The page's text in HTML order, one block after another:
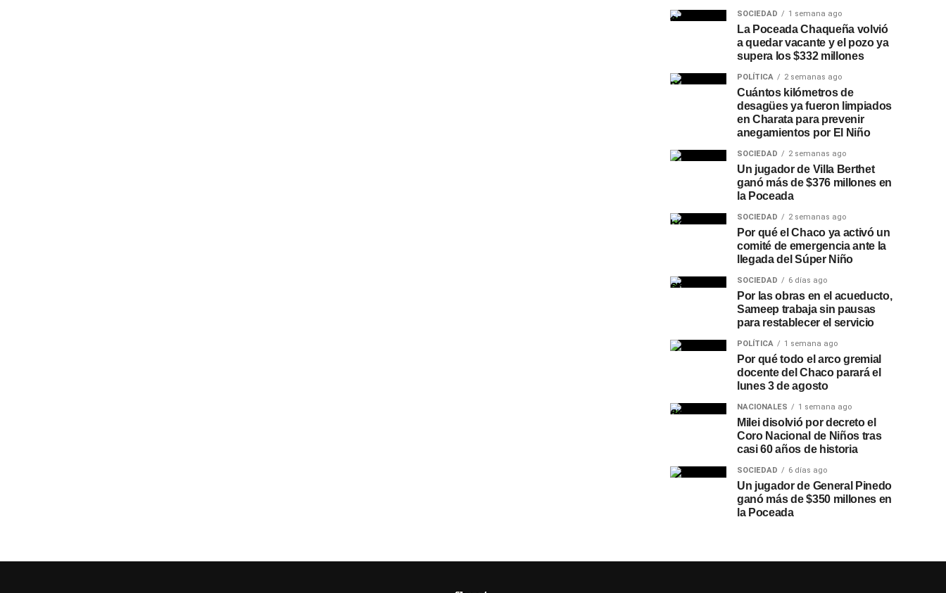
SOCIEDAD 1 semana ago
La Poceada Chaqueña volvió
a quedar vacante y el pozo ya
supera los $332 millones
POLÍTICA 2 semanas ago
Cuántos kilómetros de
desagües ya fueron limpiados
en Charata para prevenir
anegamientos por El Niño
SOCIEDAD 2 semanas ago
Un jugador de Villa Berthet
ganó más de $376 millones en
la Poceada
SOCIEDAD 2 semanas ago
Por qué el Chaco ya activó un
comité de emergencia ante la
llegada del Súper Niño
SOCIEDAD 6 días ago
Por las obras en el acueducto,
Sameep trabaja sin pausas
para restablecer el servicio
POLÍTICA 1 semana ago
Por qué todo el arco gremial
docente del Chaco parará el
lunes 3 de agosto
NACIONALES 1 semana ago
Milei disolvió por decreto el
Coro Nacional de Niños tras
casi 60 años de historia
SOCIEDAD 6 días ago
Un jugador de General Pinedo
ganó más de $350 millones en
la Poceada